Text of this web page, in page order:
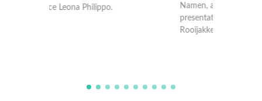
presentator/programmamaker Art